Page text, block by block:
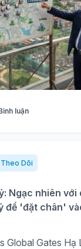
luận
Theo Dõi
Ngạc nhiên với
để 'đặt chân'
Global Gates Hạ